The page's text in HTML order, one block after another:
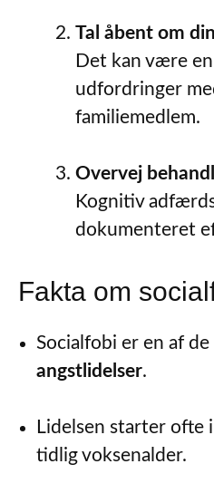
Tal åbent om
Det kan være
udfordringer
familiemedlem.
Overvej
Kognitiv
dokumenteret
Fakta om
Socialfobi er en af
angstlidelser.
Lidelsen starter ofte
tidlig voksenalder.